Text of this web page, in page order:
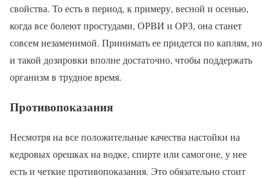
свойства. То есть в период, к примеру, весной и осенью,
когда все болеют простудами, ОРВИ и ОРЗ, она станет
совсем незаменимой. Принимать ее придется по каплям, но
и такой дозировки вполне достаточно, чтобы поддержать
организм в трудное время.
Противопоказания
Несмотря на все положительные качества настойки на
кедровых орешках на водке, спирте или самогоне, у нее
есть и четкие противопоказания. Это обязательно стоит